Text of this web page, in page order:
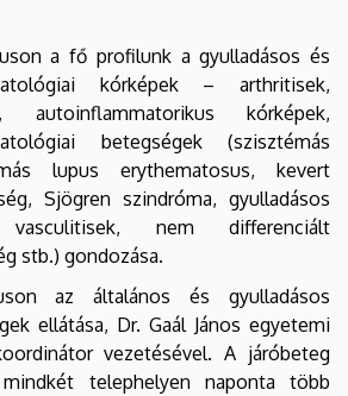
a fő profilunk a gyulladásos és
kórképek – arthritisek,
autoinflammatorikus kórképek,
betegségek (szisztémás
lupus erythematosus, kevert
Sjögren szindróma, gyulladásos
vasculitisek, nem differenciált
stb.) gondozása.
az általános és gyulladásos
ellátása, Dr. Gaál János egyetemi
vezetésével. A járóbeteg
telephelyen naponta több